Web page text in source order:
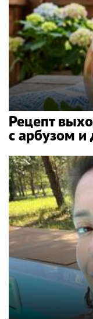
Рецепт
с арбузом